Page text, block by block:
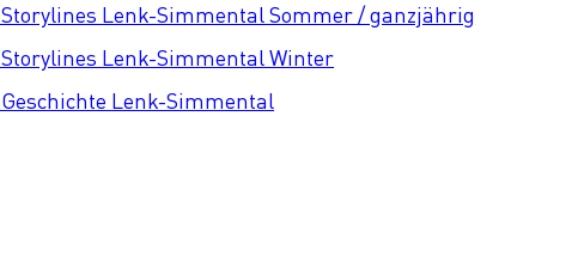
Storylines Lenk-Simmental Sommer / ganzjährig
Storylines Lenk-Simmental Winter
Geschichte Lenk-Simmental